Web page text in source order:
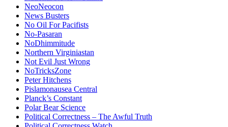
NeoNeocon
News Busters
No Oil For Pacifists
No-Pasaran
NoDhimmitude
Northern Virginiastan
Not Evil Just Wrong
NoTricksZone
Peter Hitchens
Pislamonausea Central
Planck’s Constant
Polar Bear Science
Political Correctness – The Awful Truth